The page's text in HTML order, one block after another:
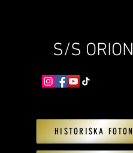
S/S ORION
HISTORISKA FOTON